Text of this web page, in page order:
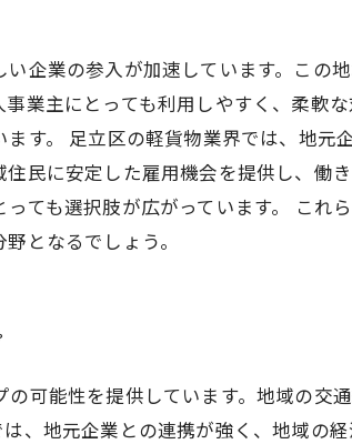
企業の参入が加速しています。この
業主にとっても利用しやすく、柔軟
す。 足立区の軽貨物業界では、地元
民に安定した雇用機会を提供し、働
ても選択肢が広がっています。 これ
となるでしょう。
可能性を提供しています。地域の交
、地元企業との連携が強く、地域の